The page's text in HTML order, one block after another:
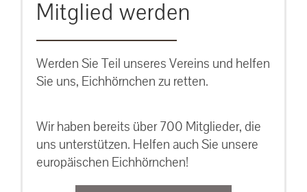
Mitglied werden
Werden Sie Teil unseres Vereins und helfen
Sie uns, Eichhörnchen zu retten.
Wir haben bereits über 700 Mitglieder, die
uns unterstützen. Helfen auch Sie unsere
europäischen Eichhörnchen!